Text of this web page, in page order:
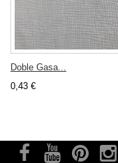
Doble Gasa...
0,43 €